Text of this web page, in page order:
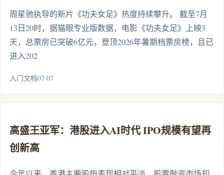
周星驰执导的新片《功夫女足》热度持续攀升。 截至7月
13日20时，据猫眼专业版数据，电影《功夫女足》上映3
天，总票房已突破6亿元，登顶2026年暑期档票房榜，且已
进入202
入门文档07·07
高盛王亚军：港股进入AI时代 IPO规模有望再
创新高